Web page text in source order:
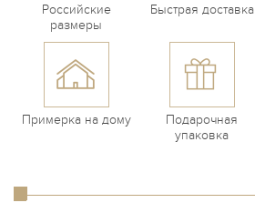
Российские
размеры
Быстрая доставка
Примерка на дому
Подарочная
упаковка